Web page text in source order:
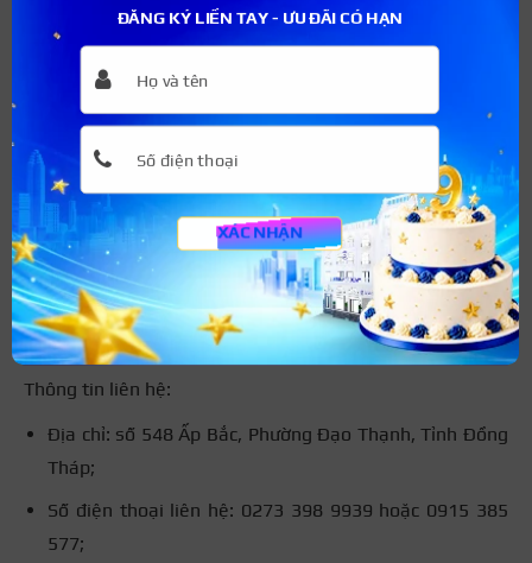
Thẩm mỹ viện Ngọc Hường cung cấp các khóa học spa
có mức học phí phải chăng
Thông tin liên hệ:
Địa chỉ: số 548 Ấp Bắc, Phường Đạo Thạnh, Tỉnh Đồng
Tháp;
Số điện thoại liên hệ: 0273 398 9939 hoặc 0915 385
577;
ĐĂNG KÝ LIỀN TAY - ƯU ĐÃI CÓ HẠN
XÁC NHẬN